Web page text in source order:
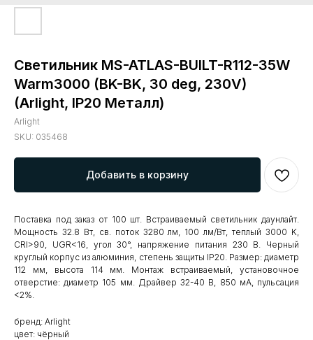
Светильник MS-ATLAS-BUILT-R112-35W
Warm3000 (BK-BK, 30 deg, 230V)
(Arlight, IP20 Металл)
Arlight
SKU: 035468
Добавить в корзину
Поставка под заказ от 100 шт. Встраиваемый светильник даунлайт.
Мощность 32.8 Вт, св. поток 3280 лм, 100 лм/Вт, теплый 3000 K,
CRI>90, UGR<16, угол 30°, напряжение питания 230 В. Черный
круглый корпус из алюминия, степень защиты IP20. Размер: диаметр
112 мм, высота 114 мм. Монтаж встраиваемый, установочное
отверстие: диаметр 105 мм. Драйвер 32-40 В, 850 мА, пульсация
<2%.
бренд: Arlight
цвет: чёрный